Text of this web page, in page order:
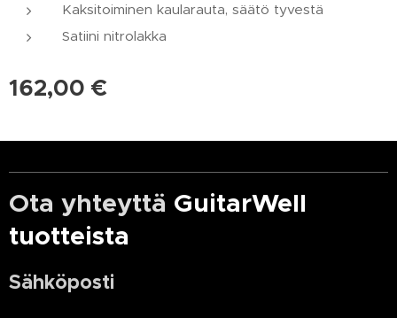
Kaksitoiminen kaularauta, säätö tyvestä
Satiini nitrolakka
162,00 €
Ota yhteyttä GuitarWell
tuotteista
Sähköposti